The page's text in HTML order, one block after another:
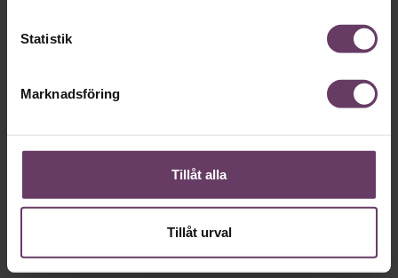
Statistik
Marknadsföring
Tillåt alla
Tillåt urval
Annonssamarbete:
Delta i Chefbarometern 2026
Hälsa